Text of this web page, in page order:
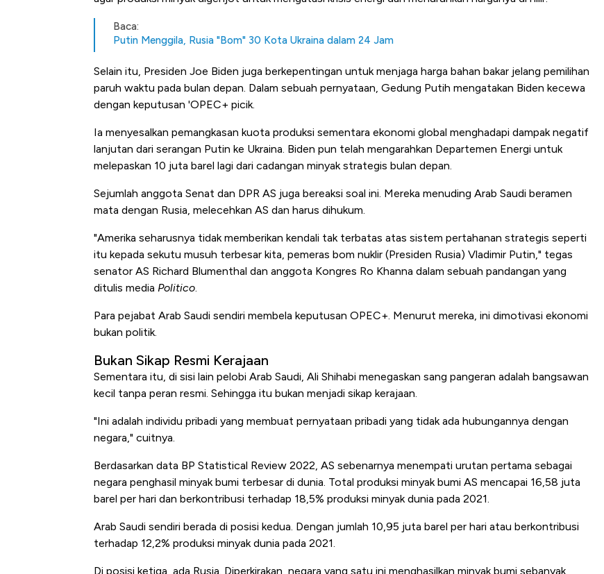
Baca:
Putin Menggila, Rusia "Bom" 30 Kota Ukraina dalam 24 Jam
Selain itu, Presiden Joe Biden juga berkepentingan untuk menjaga harga bahan bakar jelang pemilihan
paruh waktu pada bulan depan. Dalam sebuah pernyataan, Gedung Putih mengatakan Biden kecewa
dengan keputusan 'OPEC+ picik.
Ia menyesalkan pemangkasan kuota produksi sementara ekonomi global menghadapi dampak negatif
lanjutan dari serangan Putin ke Ukraina. Biden pun telah mengarahkan Departemen Energi untuk
melepaskan 10 juta barel lagi dari cadangan minyak strategis bulan depan.
Sejumlah anggota Senat dan DPR AS juga bereaksi soal ini. Mereka menuding Arab Saudi beramen
mata dengan Rusia, melecehkan AS dan harus dihukum.
"Amerika seharusnya tidak memberikan kendali tak terbatas atas sistem pertahanan strategis seperti
itu kepada sekutu musuh terbesar kita, pemeras bom nuklir (Presiden Rusia) Vladimir Putin," tegas
senator AS Richard Blumenthal dan anggota Kongres Ro Khanna dalam sebuah pandangan yang
ditulis media Politico.
Para pejabat Arab Saudi sendiri membela keputusan OPEC+. Menurut mereka, ini dimotivasi ekonomi
bukan politik.
Bukan Sikap Resmi Kerajaan
Sementara itu, di sisi lain pelobi Arab Saudi, Ali Shihabi menegaskan sang pangeran adalah bangsawan
kecil tanpa peran resmi. Sehingga itu bukan menjadi sikap kerajaan.
"Ini adalah individu pribadi yang membuat pernyataan pribadi yang tidak ada hubungannya dengan
negara," cuitnya.
Berdasarkan data BP Statistical Review 2022, AS sebenarnya menempati urutan pertama sebagai
negara penghasil minyak bumi terbesar di dunia. Total produksi minyak bumi AS mencapai 16,58 juta
barel per hari dan berkontribusi terhadap 18,5% produksi minyak dunia pada 2021.
Arab Saudi sendiri berada di posisi kedua. Dengan jumlah 10,95 juta barel per hari atau berkontribusi
terhadap 12,2% produksi minyak dunia pada 2021.
Di posisi ketiga, ada Rusia. Diperkirakan, negara yang satu ini menghasilkan minyak bumi sebanyak